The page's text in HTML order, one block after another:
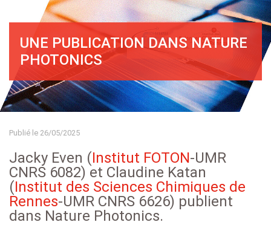
UNE PUBLICATION DANS NATURE
PHOTONICS
Publié le 26/05/2025
Jacky Even (Institut FOTON-UMR
CNRS 6082) et Claudine Katan
(Institut des Sciences Chimiques de
Rennes-UMR CNRS 6626) publient
dans Nature Photonics.